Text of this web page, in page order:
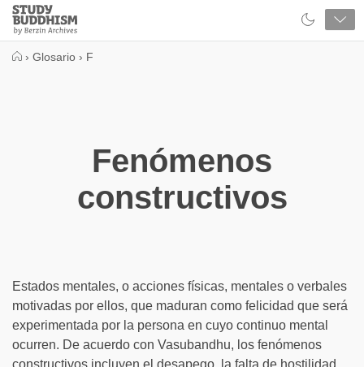
Close
Study
Buddhism
› Glosario › F
Fenómenos
constructivos
Estados mentales, o acciones físicas, mentales o verbales
motivadas por ellos, que maduran como felicidad que será
experimentada por la persona en cuyo continuo mental
ocurren. De acuerdo con Vasubandhu, los fenómenos
constructivos incluyen el desapego, la falta de hostilidad,